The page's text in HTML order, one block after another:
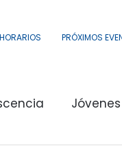
HORARIOS PRÓXIMOS